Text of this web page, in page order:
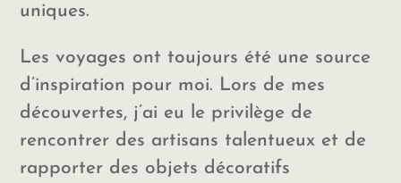
uniques.
Les voyages ont toujours été une source
d’inspiration pour moi. Lors de mes
découvertes, j’ai eu le privilège de
rencontrer des artisans talentueux et de
rapporter des objets décoratifs